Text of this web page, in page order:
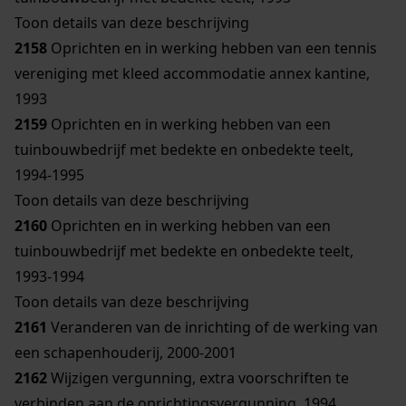
Toon details van deze beschrijving
2158 Oprichten en in werking hebben van een tennis
vereniging met kleed accommodatie annex kantine,
1993
2159 Oprichten en in werking hebben van een
tuinbouwbedrijf met bedekte en onbedekte teelt,
1994-1995
Toon details van deze beschrijving
2160 Oprichten en in werking hebben van een
tuinbouwbedrijf met bedekte en onbedekte teelt,
1993-1994
Toon details van deze beschrijving
2161 Veranderen van de inrichting of de werking van
een schapenhouderij, 2000-2001
2162Wijzigen vergunning, extra voorschriften te